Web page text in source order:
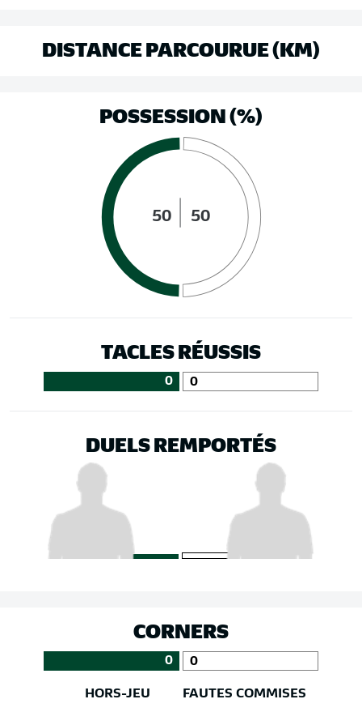
DISTANCE PARCOURUE (KM)
POSSESSION (%)
50 50
TACLES RÉUSSIS
0 0
DUELS REMPORTÉS
CORNERS
0 0
HORS-JEU FAUTES COMMISES